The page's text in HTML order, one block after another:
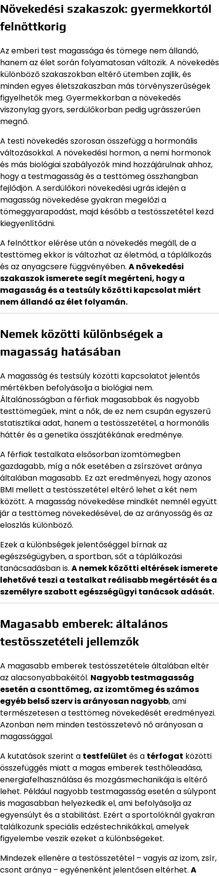
Növekedési szakaszok: gyermekkortól
felnőttkorig
Az emberi test magassága és tömege nem állandó,
hanem az élet során folyamatosan változik. A növekedés
különböző szakaszokban eltérő ütemben zajlik, és
minden egyes életszakaszban más törvényszerűségek
figyelhetők meg. Gyermekkorban a növekedés
viszonylag gyors, serdülőkorban pedig ugrásszerűen
megnő.
A testi növekedés szorosan összefügg a hormonális
változásokkal. A növekedési hormon, a nemi hormonok
és más biológiai szabályozók mind hozzájárulnak ahhoz,
hogy a testmagasság és a testtömeg összhangban
fejlődjön. A serdülőkori növekedési ugrás idején a
magasság növekedése gyakran megelőzi a
tömeggyarapodást, majd később a testösszetétel kezd
kiegyenlítődni.
A felnőttkor elérése után a növekedés megáll, de a
testtömeg ekkor is változhat az életmód, a táplálkozás
és az anyagcsere függvényében. A növekedési
szakaszok ismerete segít megérteni, hogy a
magasság és a testsúly közötti kapcsolat miért
nem állandó az élet folyamán.
Nemek közötti különbségek a
magasság hatásában
A magasság és testsúly közötti kapcsolatot jelentős
mértékben befolyásolja a biológiai nem.
Általánosságban a férfiak magasabbak és nagyobb
testtömegűek, mint a nők, de ez nem csupán egyszerű
statisztikai adat, hanem a testösszetétel, a hormonális
háttér és a genetika összjátékának eredménye.
A férfiak testalkata elsősorban izomtömegben
gazdagabb, míg a nők esetében a zsírszövet aránya
általában magasabb. Ez azt eredményezi, hogy azonos
BMI mellett a testösszetétel eltérő lehet a két nem
között. A magasság növekedése mindkét nemnél együtt
jár a testtömeg növekedésével, de az arányosság és az
eloszlás különböző.
Ezek a különbségek jelentőséggel bírnak az
egészségügyben, a sportban, sőt a táplálkozási
tanácsadásban is. A nemek közötti eltérések ismerete
lehetővé teszi a testalkat reálisabb megértését és a
személyre szabott egészségügyi tanácsok adását.
Magasabb emberek: általános
testösszetételi jellemzők
A magasabb emberek testösszetétele általában eltér
az alacsonyabbakéitól. Nagyobb testmagasság
esetén a csonttömeg, az izomtömeg és számos
egyéb belső szerv is arányosan nagyobb, ami
természetesen a testtömeg növekedését eredményezi.
Azonban nem minden testösszetevő nő arányosan a
magassággal.
A kutatások szerint a testfelület és a térfogat közötti
összefüggés miatt a magas emberek testhőleadása,
energiafelhasználása és mozgásmechanikája is eltérő
lehet. Például nagyobb testmagasság esetén a súlypont
is magasabban helyezkedik el, ami befolyásolja az
egyensúlyt és a stabilitást. Ezért a sportolóknál gyakran
találkozunk speciális edzéstechnikákkal, amelyek
figyelembe veszik ezeket a különbségeket.
Mindezek ellenére a testösszetétel – vagyis az izom, zsír,
csont aránya – egyénenként jelentősen eltérhet. A